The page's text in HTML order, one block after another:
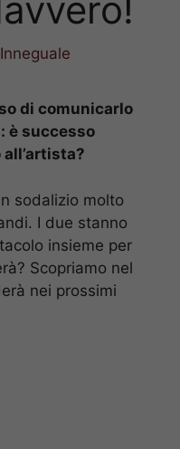
di comunicarlo
è successo
sodalizio molto
I due stanno
insieme per
Scopriamo nel
nei prossimi